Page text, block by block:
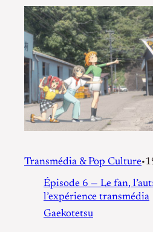
Transmédia & Pop Culture•
Épisode 6 — Le fan,
l’expérience transmédia
Gaekotetsu